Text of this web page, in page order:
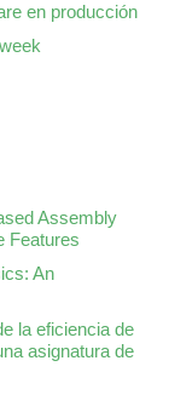
en producción
Assembly
Features
An
la eficiencia de
asignatura de